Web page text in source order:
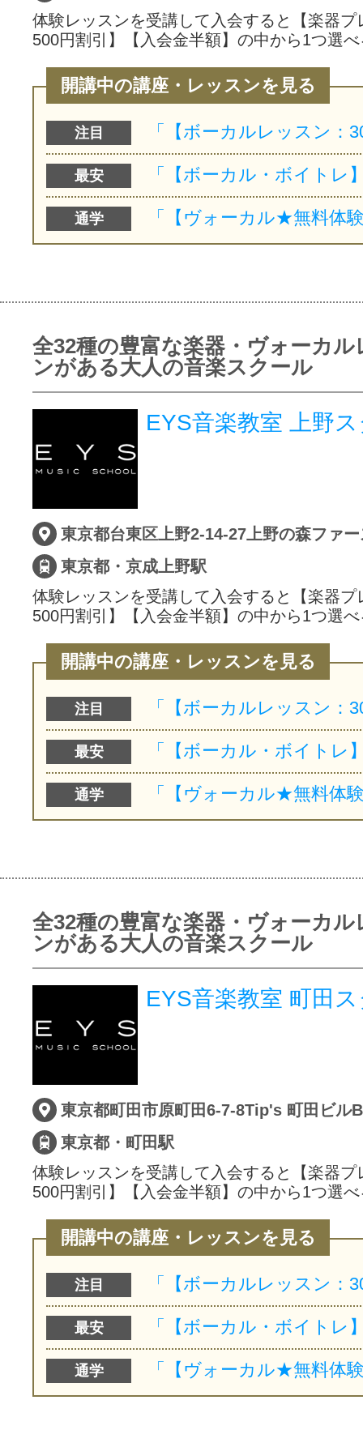
体験レッスンを受講して入会すると【楽器プ
500円割引】【入会金半額】の中から1つ選
開講中の講座・レッスンを見る
注目
最安
通学
全32種の豊富な楽器・ヴォーカル
ンがある大人の音楽スクール
EYS音楽教室 上野
東京都台東区上野2-14-27上野の森ファ
東京都・京成上野駅
体験レッスンを受講して入会すると【楽器プ
500円割引】【入会金半額】の中から1つ選
開講中の講座・レッスンを見る
注目
最安
通学
全32種の豊富な楽器・ヴォーカル
ンがある大人の音楽スクール
EYS音楽教室 町田
東京都・町田駅
体験レッスンを受講して入会すると【楽器プ
500円割引】【入会金半額】の中から1つ選
開講中の講座・レッスンを見る
注目
最安
通学